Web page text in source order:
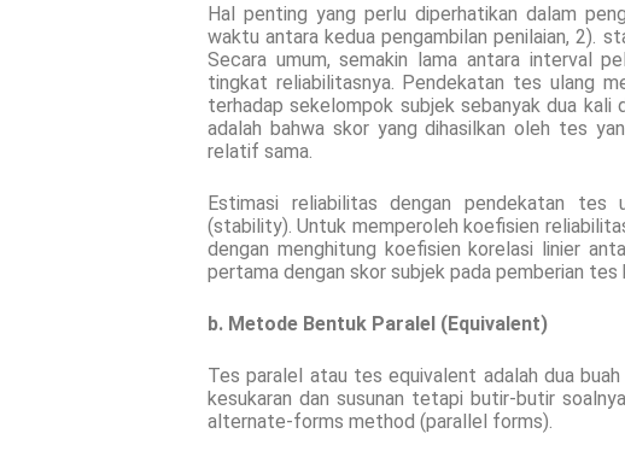
Hal penting yang perlu diperhatikan dalam
waktu antara kedua pengambilan penilaian, 2).
Secara umum, semakin lama antara interval
tingkat reliabilitasnya. Pendekatan tes ulang
terhadap sekelompok subjek sebanyak dua kali
adalah bahwa skor yang dihasilkan oleh tes
relatif sama.
Estimasi reliabilitas dengan pendekatan tes
(stability). Untuk memperoleh koefisien
dengan menghitung koefisien korelasi linier
pertama dengan skor subjek pada pemberian tes
b. Metode Bentuk Paralel (Equivalent)
Tes paralel atau tes equivalent adalah dua
kesukaran dan susunan tetapi butir-butir
alternate-forms method (parallel forms).